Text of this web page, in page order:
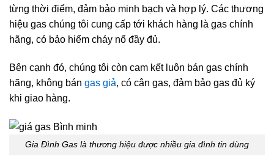
từng thời điểm, đảm bảo minh bạch và hợp lý. Các thương
hiệu gas chúng tôi cung cấp tới khách hàng là gas chính
hãng, có bảo hiểm cháy nổ đầy đủ.
Bên cạnh đó, chúng tôi còn cam kết luôn bán gas chính
hãng, không bán gas giả, có cân gas, đảm bảo gas đủ ký
khi giao hàng.
Gia Đình Gas là thương hiệu được nhiều gia đình tin dùng